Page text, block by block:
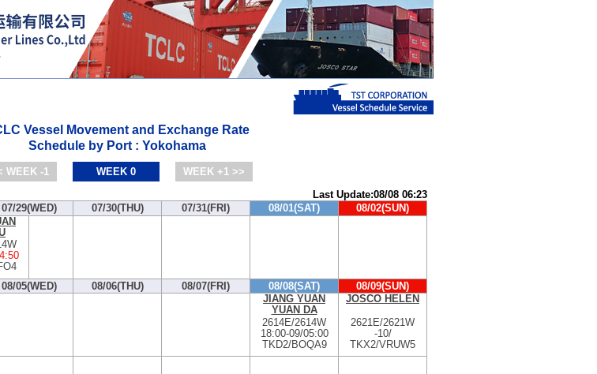
Vessel Movement and Exchange Rate
Schedule by Port : Yokohama
WEEK -1 WEEK 0
WEEK +1 >>
Last Update:08/08 06:23
07/29(WED) 07/30(THU) 07/31(FRI) 08/01(SAT)
08/02(SUN)
08/05(WED) 08/06(THU) 08/07(FRI) 08/08(SAT)
08/09(SUN)
JIANG YUAN
YUAN DA
2614E/2614W
18:00-09/05:00
TKD2/BOQA9
JOSCO HELEN
2621E/2621W
-10/
TKX2/VRUW5